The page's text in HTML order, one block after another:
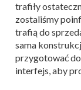
trafiły
zostaliśmy
trafią do
sama
przygotować
interfejs, aby